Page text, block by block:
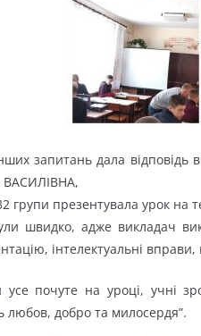
запитань дала
ВАСИЛІВНА,
групи презентувала урок на
швидко, адже викладач
інтелектуальні
усе почуте на уроці, учні
любов, добро та милосердя”.